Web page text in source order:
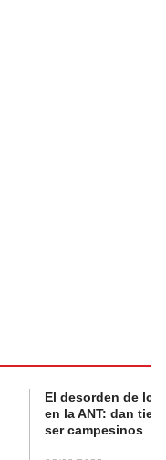
El desorden de
en la ANT: dan
ser campesinos